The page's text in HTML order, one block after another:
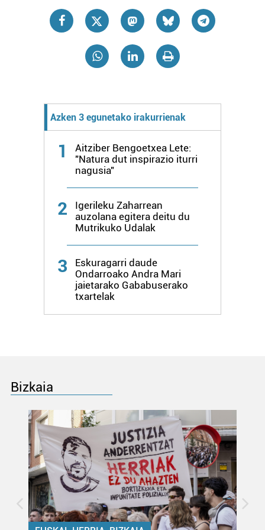
Azken 3 egunetako irakurrienak
1
Aitziber Bengoetxea Lete:
"Natura dut inspirazio iturri
nagusia"
2
Igerileku Zaharrean
auzolana egitera deitu du
Mutrikuko Udalak
3
Eskuragarri daude
Ondarroako Andra Mari
jaietarako Gababuserako
txartelak
Bizkaia